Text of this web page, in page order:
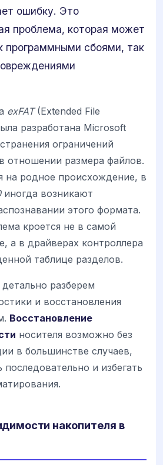
ошибку. Это
проблема, которая может
программными сбоями, так
exFAT(Extended File
разработана Microsoft
ограничений
отношении размера файлов.
на родное происхождение, в
иногда возникают
этого формата.
кроется не в самой
а в драйверах контроллера
таблице разделов.
разберем
и восстановления
Восстановление
носителя возможно без
в большинстве случаев,
последовательно и избегать
накопителя в